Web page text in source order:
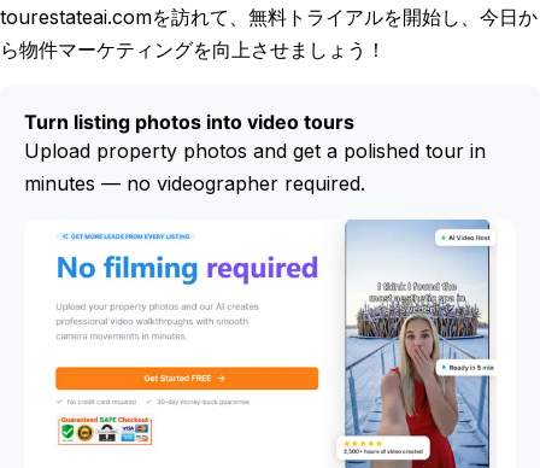
tourestateai.comを訪れて、無料トライアルを開始し、今日か
ら物件マーケティングを向上させましょう！
Turn listing photos into video tours
Upload property photos and get a polished tour in
minutes — no videographer required.